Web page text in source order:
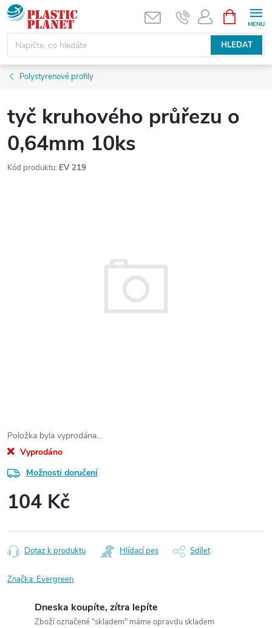
Přejít
na
obsah
HLEDAT
NÁKUPNÍ
KOŠÍK
Polystyrenové profily
tyč kruhového průřezu o
0,64mm 10ks
Kód produktu: EV 219
Položka byla vyprodána…
Vyprodáno
Možnosti doručení
104 Kč
cena:
Dotaz k produktu Hlídací pes Sdílet
Značka: Evergreen
Dneska koupíte, zítra lepíte
Zboží označené "skladem" máme opravdu skladem